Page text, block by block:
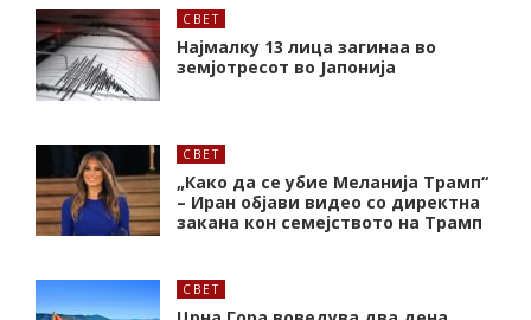
СВЕТ
Најмалку 13 лица загинаа во
земјотресот во Јапонија
СВЕТ
„Како да се убие Меланија Трамп“
– Иран објави видео со директна
закана кон семејството на Трамп
СВЕТ